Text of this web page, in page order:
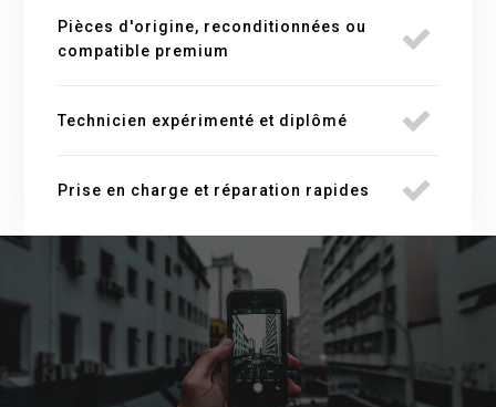
Pièces d'origine, reconditionnées ou
compatible premium
Technicien expérimenté et diplômé
Prise en charge et réparation rapides